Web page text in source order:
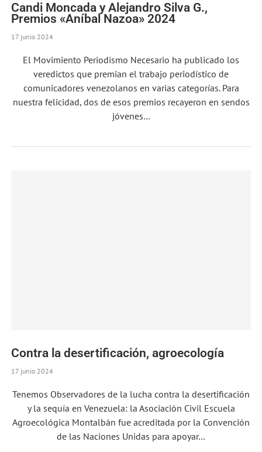
Candi Moncada y Alejandro Silva G.,
Premios «Aníbal Nazoa» 2024
17 junio 2024
El Movimiento Periodismo Necesario ha publicado los
veredictos que premian el trabajo periodístico de
comunicadores venezolanos en varias categorías. Para
nuestra felicidad, dos de esos premios recayeron en sendos
jóvenes…
Contra la desertificación, agroecología
17 junio 2024
Tenemos Observadores de la lucha contra la desertificación
y la sequía en Venezuela: la Asociación Civil Escuela
Agroecológica Montalbán fue acreditada por la Convención
de las Naciones Unidas para apoyar…